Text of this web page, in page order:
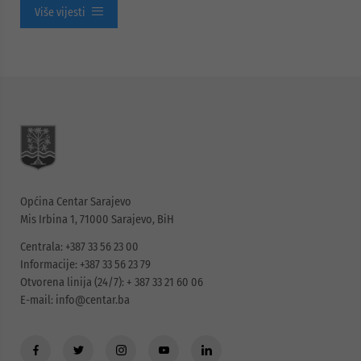
Više vijesti
Općina Centar Sarajevo
Mis Irbina 1, 71000 Sarajevo, BiH
Centrala: +387 33 56 23 00
Informacije: +387 33 56 23 79
Otvorena linija (24/7): + 387 33 21 60 06
E-mail: info@centar.ba